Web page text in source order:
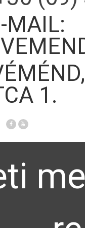
MAIL:
1.